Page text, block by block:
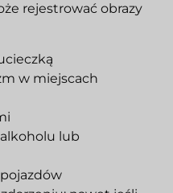
rejestrować obrazy
w miejscach
lub